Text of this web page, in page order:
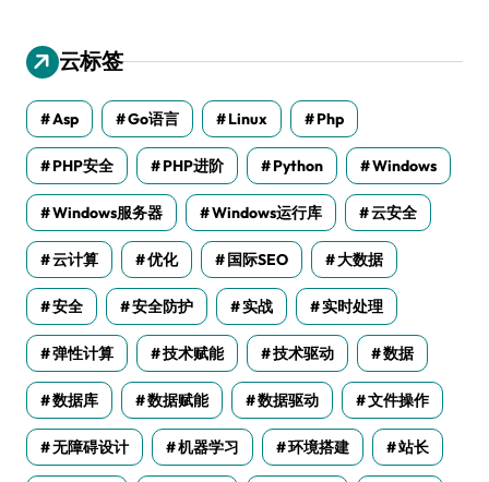
云标签
Asp Go语言 Linux Php
PHP安全 PHP进阶 Python Windows
Windows服务器 Windows运行库 云安全
云计算 优化 国际SEO 大数据
安全 安全防护 实战 实时处理
弹性计算 技术赋能 技术驱动 数据
数据库 数据赋能 数据驱动 文件操作
无障碍设计 机器学习 环境搭建 站长